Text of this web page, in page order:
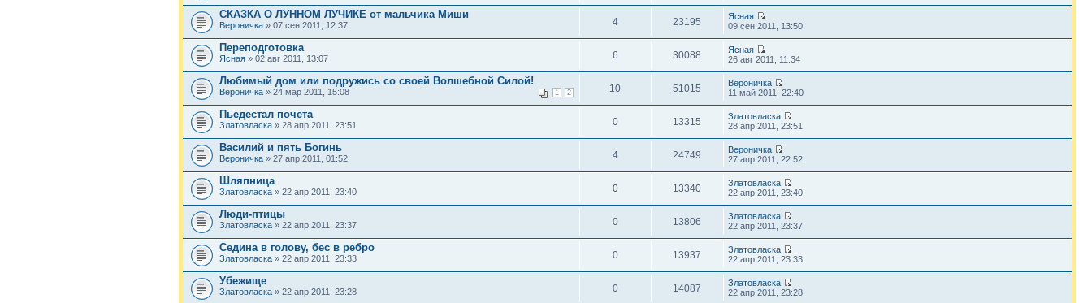
СКАЗКА О ЛУННОМ ЛУЧИКЕ от мальчика Миши
Вероничка » 07 сен 2011, 12:37 4 23195
Ясная
09 сен 2011, 13:50
Переподготовка
Ясная » 02 авг 2011, 13:07 6 30088
Ясная
26 авг 2011, 11:34
Любимый дом или подружись со своей Волшебной Силой!
1 2
Вероничка » 24 мар 2011, 15:08 10 51015
Вероничка
11 май 2011, 22:40
Пьедестал почета
Златовласка » 28 апр 2011, 23:51 0 13315
Златовласка
28 апр 2011, 23:51
Василий и пять Богинь
Вероничка » 27 апр 2011, 01:52 4 24749
Вероничка
27 апр 2011, 22:52
Шляпница
Златовласка » 22 апр 2011, 23:40 0 13340
Златовласка
22 апр 2011, 23:40
Люди-птицы
Златовласка » 22 апр 2011, 23:37 0 13806
Златовласка
22 апр 2011, 23:37
Седина в голову, бес в ребро
Златовласка » 22 апр 2011, 23:33 0 13937
Златовласка
22 апр 2011, 23:33
Убежище
Златовласка » 22 апр 2011, 23:28 0 14087
Златовласка
22 апр 2011, 23:28